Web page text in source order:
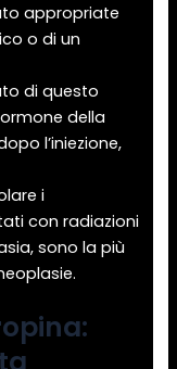
appropriate
o di un
di questo
della
l’iniezione,
i
con radiazioni
sono la più